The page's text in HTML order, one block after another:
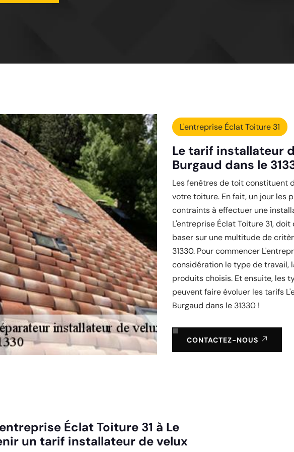
L'entreprise Éclat Toiture 31
Le tarif installateur
Burgaud dans le
Les fenêtres de toit constituent
votre toiture. En fait, un jour les
contraints à effectuer une
L'entreprise Éclat Toiture 31,
baser sur une multitude de
31330. Pour commencer
considération le type de travail,
produits choisis. Et ensuite, les
peuvent faire évoluer les tarifs
Burgaud dans le 31330 !
CONTACTEZ-NOUS
Éclat Toiture 31 à Le
un tarif installateur de velux